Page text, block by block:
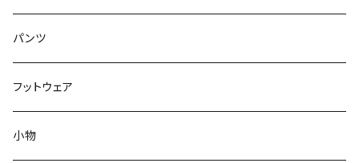
パンツ
フットウェア
小物